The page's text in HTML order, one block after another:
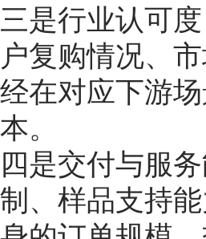
三是行业认可
户复购情况、
经在对应下游
本。
四是交付与服
制、样品支持